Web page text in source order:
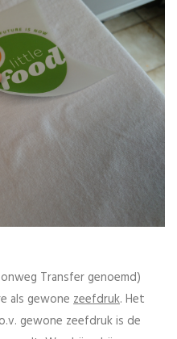
Transfer genoemd)
als gewone zeefdruk. Het
gewone zeefdruk is de